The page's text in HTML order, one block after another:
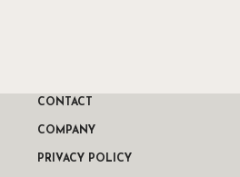
CONTACT
COMPANY
PRIVACY POLICY